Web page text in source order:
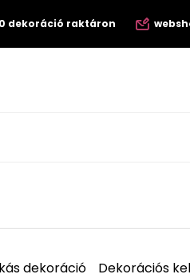
dekoráció raktáron
dekoráció Dekorációs